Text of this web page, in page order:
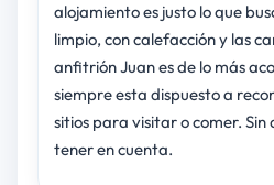
alojamiento es justo lo que
limpio, con calefacción y las
anfitrión Juan es de lo más
siempre esta dispuesto a
sitios para visitar o comer. Sin
tener en cuenta.